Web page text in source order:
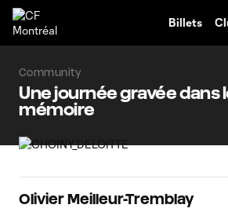
Billets
Community
Une journée gravée dans
mémoire
Olivier Meilleur-Tremblay